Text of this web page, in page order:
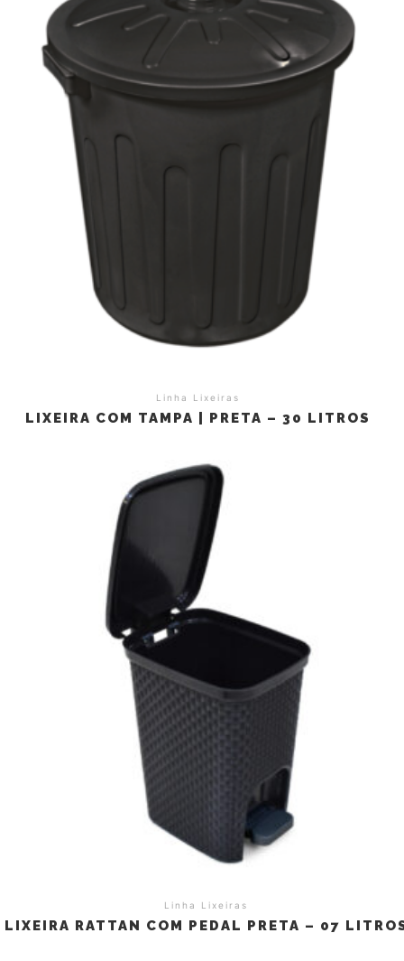
Linha Lixeiras
LIXEIRA COM TAMPA | PRETA – 30 LITROS
Linha Lixeiras
LIXEIRA RATTAN COM PEDAL PRETA – 07